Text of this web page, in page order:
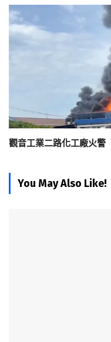
觀音工業二路化工廠火
You May Also Like!